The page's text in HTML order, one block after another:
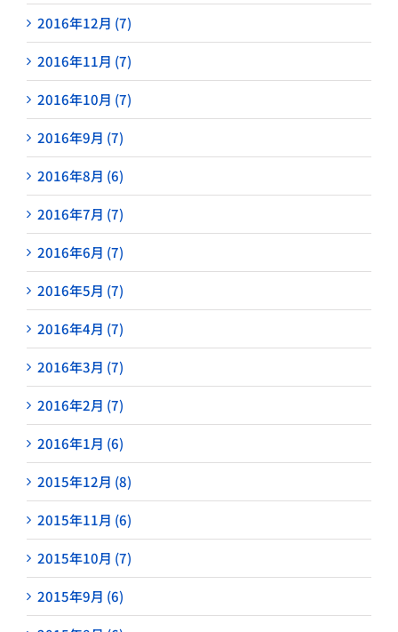
2016年12月 (7)
2016年11月 (7)
2016年10月 (7)
2016年9月 (7)
2016年8月 (6)
2016年7月 (7)
2016年6月 (7)
2016年5月 (7)
2016年4月 (7)
2016年3月 (7)
2016年2月 (7)
2016年1月 (6)
2015年12月 (8)
2015年11月 (6)
2015年10月 (7)
2015年9月 (6)